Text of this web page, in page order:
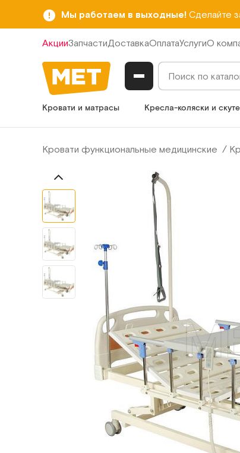
Мы работаем в выходные! Сделайте
АкцииЗапчастиДоставкаОплатаУслугиО
Кровати и матрасы Кресла-коляски и
Кровати функциональные медицинские